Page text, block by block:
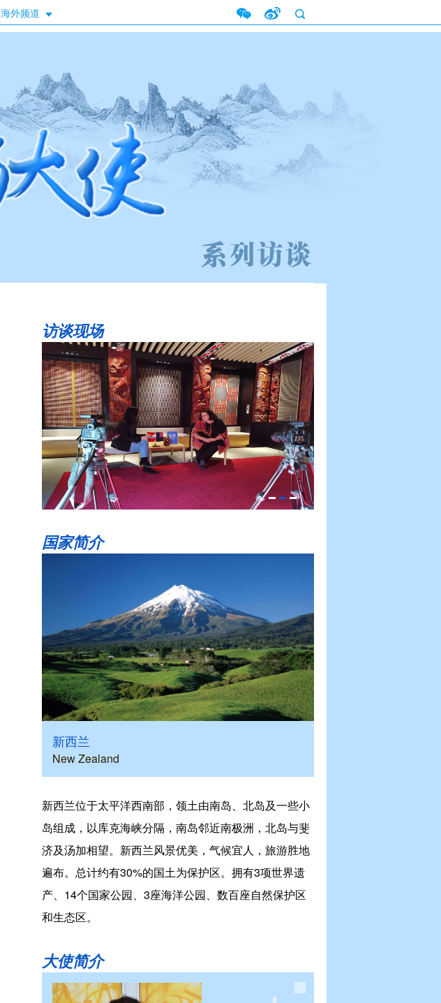
海外频道
访谈现场
国家简介
新西兰
New Zealand
新西兰位于太平洋西南部，领土由南岛、北岛及一些小
岛组成，以库克海峡分隔，南岛邻近南极洲，北岛与斐
济及汤加相望。新西兰风景优美，气候宜人，旅游胜地
遍布。总计约有30%的国土为保护区。拥有3项世界遗
产、14个国家公园、3座海洋公园、数百座自然保护区
和生态区。
大使简介